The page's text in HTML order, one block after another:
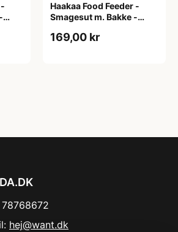
Haakaa Food Feeder -
Smagesut m. Bakke -
169,00 kr
hej@want.dk